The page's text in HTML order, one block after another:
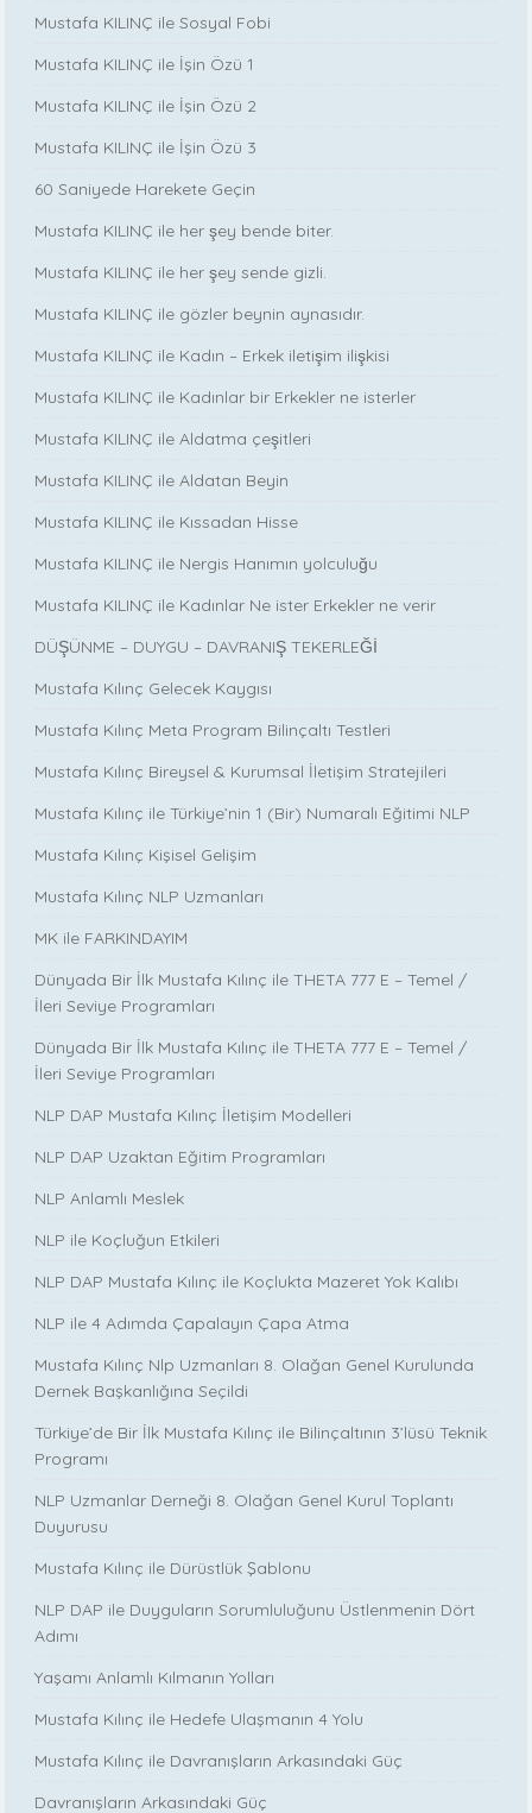
Mustafa KILINÇ ile Sosyal Fobi
Mustafa KILINÇ ile İşin Özü 1
Mustafa KILINÇ ile İşin Özü 2
Mustafa KILINÇ ile İşin Özü 3
60 Saniyede Harekete Geçin
Mustafa KILINÇ ile her şey bende biter.
Mustafa KILINÇ ile her şey sende gizli.
Mustafa KILINÇ ile gözler beynin aynasıdır.
Mustafa KILINÇ ile Kadın – Erkek iletişim ilişkisi
Mustafa KILINÇ ile Kadınlar bir Erkekler ne isterler
Mustafa KILINÇ ile Aldatma çeşitleri
Mustafa KILINÇ ile Aldatan Beyin
Mustafa KILINÇ ile Kıssadan Hisse
Mustafa KILINÇ ile Nergis Hanımın yolculuğu
Mustafa KILINÇ ile Kadınlar Ne ister Erkekler ne verir
DÜŞÜNME – DUYGU – DAVRANIŞ TEKERLEĞİ
Mustafa Kılınç Gelecek Kaygısı
Mustafa Kılınç Meta Program Bilinçaltı Testleri
Mustafa Kılınç Bireysel & Kurumsal İletişim Stratejileri
Mustafa Kılınç ile Türkiye’nin 1 (Bir) Numaralı Eğitimi NLP
Mustafa Kılınç Kişisel Gelişim
Mustafa Kılınç NLP Uzmanları
MK ile FARKINDAYIM
Dünyada Bir İlk Mustafa Kılınç ile THETA 777 E – Temel /
İleri Seviye Programları
Dünyada Bir İlk Mustafa Kılınç ile THETA 777 E – Temel /
İleri Seviye Programları
NLP DAP Mustafa Kılınç İletişim Modelleri
NLP DAP Uzaktan Eğitim Programları
NLP Anlamlı Meslek
NLP ile Koçluğun Etkileri
NLP DAP Mustafa Kılınç ile Koçlukta Mazeret Yok Kalıbı
NLP ile 4 Adımda Çapalayın Çapa Atma
Mustafa Kılınç Nlp Uzmanları 8. Olağan Genel Kurulunda
Dernek Başkanlığına Seçildi
Türkiye’de Bir İlk Mustafa Kılınç ile Bilinçaltının 3’lüsü Teknik
Programı
NLP Uzmanlar Derneği 8. Olağan Genel Kurul Toplantı
Duyurusu
Mustafa Kılınç ile Dürüstlük Şablonu
NLP DAP ile Duyguların Sorumluluğunu Üstlenmenin Dört
Adımı
Yaşamı Anlamlı Kılmanın Yolları
Mustafa Kılınç ile Hedefe Ulaşmanın 4 Yolu
Mustafa Kılınç ile Davranışların Arkasındaki Güç
Davranışların Arkasındaki Güç